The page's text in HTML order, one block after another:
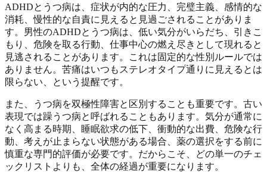
ADHDとうつ病は、症状が内的な圧力、完璧主義、感情的な
消耗、慢性的な自責に見えると見過ごされることがありま
す。男性のADHDとうつ病は、低い気分がいらだち、引きこ
もり、危険を取る行動、仕事中心の燃え尽きとして現れると
見逃されることがあります。これは固定的な性別ルールでは
ありません。苦痛はいつもステレオタイプ通りに見えるとは
限らない、という提醒です。
また、うつ病を双極性障害と区別することも重要です。古い
表現では躁うつ病と呼ばれることもあります。気分が通常に
なく高まる時期、睡眠欲求の低下、衝動的な出費、危険な行
動、考えが止まらない状態がある場合、薬の選択をする前に
慎重な専門的評価が必要です。だからこそ、どの単一のチェ
ックリストよりも、全体の経過が重要になります。